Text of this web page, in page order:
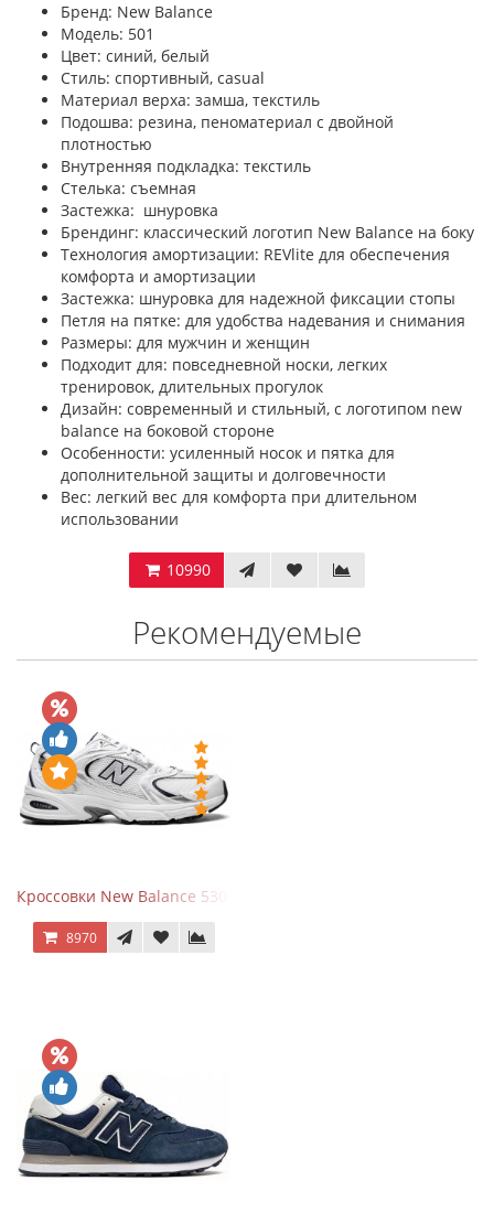
Бренд: New Balance
Модель: 501
Цвет: синий, белый
Стиль: спортивный, casual
Материал верха: замша, текстиль
Подошва: резина, пеноматериал с двойной
плотностью
Внутренняя подкладка: текстиль
Стелька: съемная
Застежка: шнуровка
Брендинг: классический логотип New Balance на боку
Технология амортизации: REVlite для обеспечения
комфорта и амортизации
Застежка: шнуровка для надежной фиксации стопы
Петля на пятке: для удобства надевания и снимания
Размеры: для мужчин и женщин
Подходит для: повседневной носки, легких
тренировок, длительных прогулок
Дизайн: современный и стильный, с логотипом new
balance на боковой стороне
Особенности: усиленный носок и пятка для
дополнительной защиты и долговечности
Вес: легкий вес для комфорта при длительном
использовании
10990
Рекомендуемые
Кроссовки New Balance 530 White Silver Navy
8970